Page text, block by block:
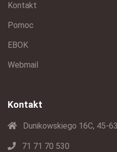
Kontakt
Pomoc
EBOK
Webmail
Kontakt
Dunikowskiego 16C, 45-
71 71 70 530